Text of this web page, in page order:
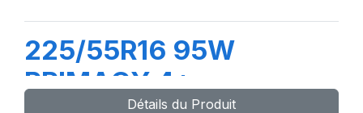
225/55R16 95W
PRIMACY 4+
Détails du Produit